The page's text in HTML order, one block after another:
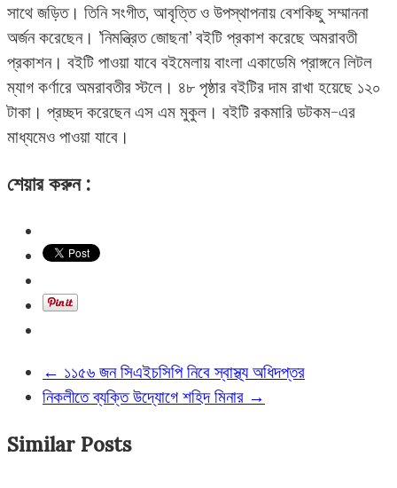
সাথে জড়িত। তিনি সংগীত, আবৃত্তি ও উপস্থাপনায় বেশকিছু সম্মাননা
অর্জন করেছেন। ’নিমন্ত্রিত জোছনা’ বইটি প্রকাশ করেছে অমরাবতী
প্রকাশন। বইটি পাওয়া যাবে বইমেলায় বাংলা একাডেমি প্রাঙ্গনে লিটল
ম্যাগ কর্ণারে অমরাবতীর স্টলে। ৪৮ পৃষ্ঠার বইটির দাম রাখা হয়েছে ১২০
টাকা। প্রচ্ছদ করেছেন এস এম মুকুল। বইটি রকমারি ডটকম-এর
মাধ্যমেও পাওয়া যাবে।
শেয়ার করুন :
← ১১৫৬ জন সিএইচসিপি নিবে স্বাস্থ্য অধিদপ্তর
নিকলীতে ব্যক্তি উদ্যোগে শহিদ মিনার →
Similar Posts